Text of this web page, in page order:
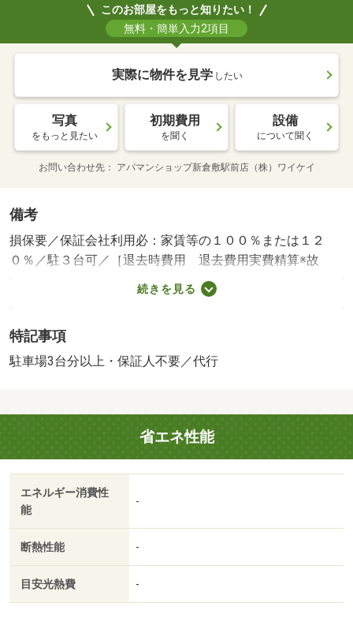
このお部屋をもっと知りたい！
無料・簡単入力2項目
実際に物件を見学 したい
写真
をもっと見たい
初期費用
を聞く
設備
について聞く
お問い合わせ先 アパマンショップ新倉敷駅前店（株）ワイケイ
備考
損保要／保証会社利用必：家賃等の１００％または１２
０％／駐３台可／［退去時費用 退去費用実費精算※故
意・過失等別途実費］環境維持費：１ヶ月５５０円（税
込）、鍵交換費：ご契約時１６５００円（税込）、退去時
円（税込）、保証委託料：必要 保証会社：プラザ賃貸保
証／バストイレ別／バルコニー／エアコン／ＴＶインター
利用可／ザグザグ天城店（ドラッグストア）まで８８２ｍ
／水島信用金庫藤戸支店（銀行）まで９７３ｍ／天城郵便
局（郵便局）まで９３３ｍ／ローソン（コンビニ）まで９
９９ｍ／倉敷有城郵便局（郵便局）まで１４５２ｍ／
（株）山陽マルナカ／天城店（スーパー）まで１５１９ｍ/
賃貸戸数:18戸
続きを見る
特記事項
駐車場3台分以上・保証人不要／代行
省エネ性能
エネルギー消費性
能
-
断熱性能 -
目安光熱費 -